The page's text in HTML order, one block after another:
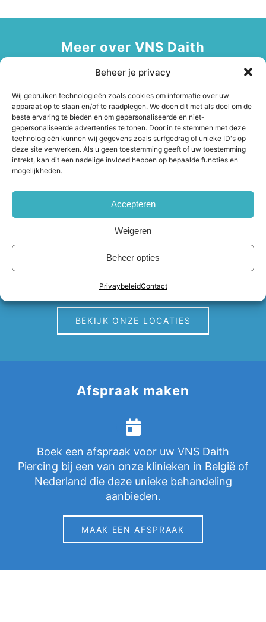
Beheer je privacy
Wij gebruiken technologieën zoals cookies om informatie over uw
apparaat op te slaan en/of te raadplegen. We doen dit met als doel om de
beste ervaring te bieden en om gepersonaliseerde en niet-
gepersonaliseerde advertenties te tonen. Door in te stemmen met deze
technologieën kunnen wij gegevens zoals surfgedrag of unieke ID's op
deze site verwerken. Als u geen toestemming geeft of uw toestemming
intrekt, kan dit een nadelige invloed hebben op bepaalde functies en
mogelijkheden.
Accepteren
Weigeren
Beheer opties
PrivaybeleidContact
Meer over VNS Daith
Lees meer over ons VNS Daith
LEES MEER
Locaties
VNS Daith beschikt momenteel over 2 locaties
in België en 3 locaties in Nederland.
BEKIJK ONZE LOCATIES
Afspraak maken
Boek een afspraak voor uw VNS Daith
Piercing bij een van onze klinieken in België of
Nederland die deze unieke behandeling
aanbieden.
MAAK EEN AFSPRAAK